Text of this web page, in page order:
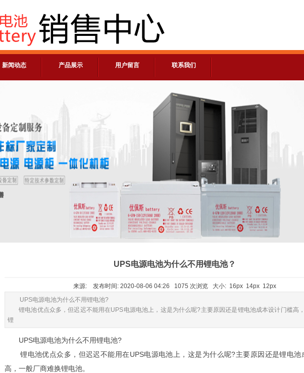
新闻动态 产品展示 用户留言 联系我们
UPS电源电池为什么不用锂电池？
来源: 发布时间: 2020-08-06 04:26 1075 次浏览 大小: 16px 14px 12px
UPS电源电池为什么不用锂电池?
锂电池优点众多，但迟迟不能用在UPS电源电池上，这是为什么呢?主要原因还是锂电池成本设计门槛高
锂
UPS电源电池为什么不用锂电池?
锂电池优点众多，但迟迟不能用在UPS电源电池上，这是为什么呢?主要原因还是锂电池
高，一般厂商难换锂电池。